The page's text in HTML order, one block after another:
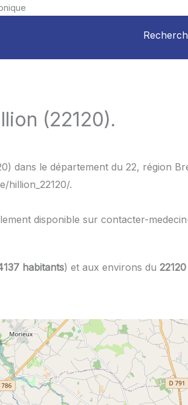
(22120).
dans le département du 22, région
hillion_22120/.
disponible sur contacter-
habitants) et aux environs du 22120